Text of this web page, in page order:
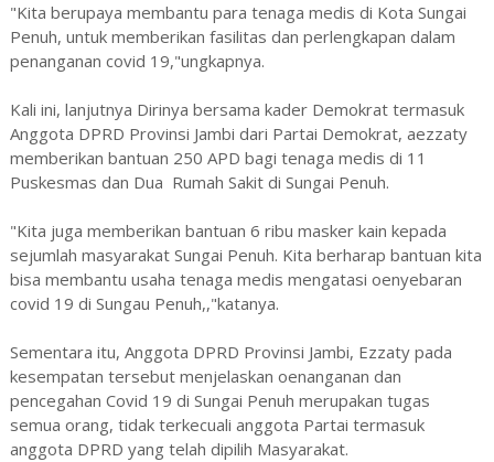
"Kita berupaya membantu para tenaga medis di Kota Sungai
Penuh, untuk memberikan fasilitas dan perlengkapan dalam
penanganan covid 19,"ungkapnya.
Kali ini, lanjutnya Dirinya bersama kader Demokrat termasuk
Anggota DPRD Provinsi Jambi dari Partai Demokrat, aezzaty
memberikan bantuan 250 APD bagi tenaga medis di 11
Puskesmas dan Dua Rumah Sakit di Sungai Penuh.
"Kita juga memberikan bantuan 6 ribu masker kain kepada
sejumlah masyarakat Sungai Penuh. Kita berharap bantuan kita
bisa membantu usaha tenaga medis mengatasi oenyebaran
covid 19 di Sungau Penuh,,"katanya.
Sementara itu, Anggota DPRD Provinsi Jambi, Ezzaty pada
kesempatan tersebut menjelaskan oenanganan dan
pencegahan Covid 19 di Sungai Penuh merupakan tugas
semua orang, tidak terkecuali anggota Partai termasuk
anggota DPRD yang telah dipilih Masyarakat.